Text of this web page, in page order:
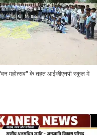
महोत्सव” के तहत आईजीएनपी स्कूल में